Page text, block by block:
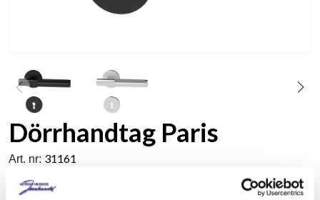
Dörrhandtag Paris
Art. nr: 31161